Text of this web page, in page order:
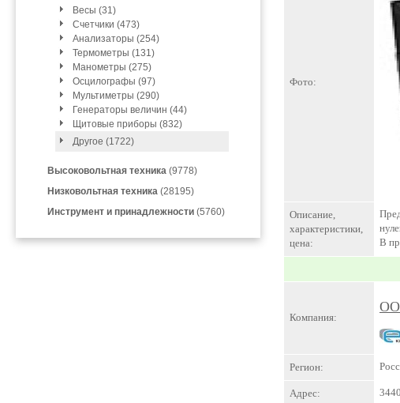
Весы (31)
Счетчики (473)
Анализаторы (254)
Термометры (131)
Манометры (275)
Осцилографы (97)
Мультиметры (290)
Генераторы величин (44)
Щитовые приборы (832)
Другое (1722)
Высоковольтная техника (9778)
Низковольтная техника (28195)
Инструмент и принадлежности (5760)
Фото:
Описание,
характеристики,
цена:
В
Компания:
Регион:
Адрес: